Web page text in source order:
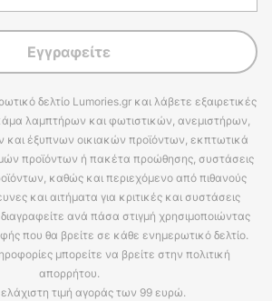
Εγγραφείτε
δελτίο Lumories.gr και λάβετε εξαιρετικές
λαμπτήρων και φωτιστικών, ανεμιστήρων,
έξυπνων οικιακών προϊόντων, εκπτωτικά
προϊόντων ή πακέτα προώθησης, συστάσεις
καθώς και περιεχόμενο από πιθανούς
και αιτήματα για κριτικές και συστάσεις
ανά πάσα στιγμή χρησιμοποιώντας
που θα βρείτε σε κάθε ενημερωτικό δελτίο.
μπορείτε να βρείτε στην πολιτική
απορρήτου.
τιμή αγοράς των 99 ευρώ.